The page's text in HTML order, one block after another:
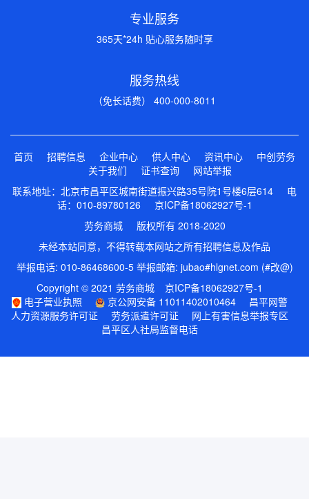
专业服务
365天*24h 贴心服务随时享
服务热线
（免长话费） 400-000-8011
首页 招聘信息 企业中心 供人中心 资讯中心
中创劳务
关于我们
证书查询
网站举报
联系地址：北京市昌平区城南街道振兴路35号院1号楼6层614 电
话：010-89780126 京ICP备18062927号-1
劳务商城 版权所有 2018-2020
未经本站同意，不得转载本网站之所有招聘信息及作品
举报电话: 010-86468600-5 举报邮箱: jubao#hlgnet.com (#改@)
Copyright © 2021 劳务商城
京ICP备18062927号-1
电子营业执照
京公网安备 11011402010464
昌平网警
人力资源服务许可证
劳务派遣许可证
网上有害信息举报专区
昌平区人社局监督电话